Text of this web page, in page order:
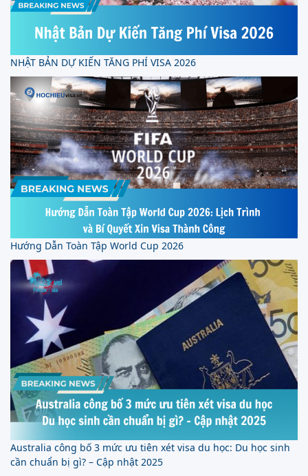
NHẬT BẢN DỰ KIẾN TĂNG PHÍ VISA 2026
Hướng Dẫn Toàn Tập World Cup 2026
Australia công bố 3 mức ưu tiên xét visa du học: Du học sinh
cần chuẩn bị gì? – Cập nhật 2025